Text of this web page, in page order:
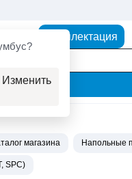
Изменить
Комплектация
магазина Напольные
SPC)